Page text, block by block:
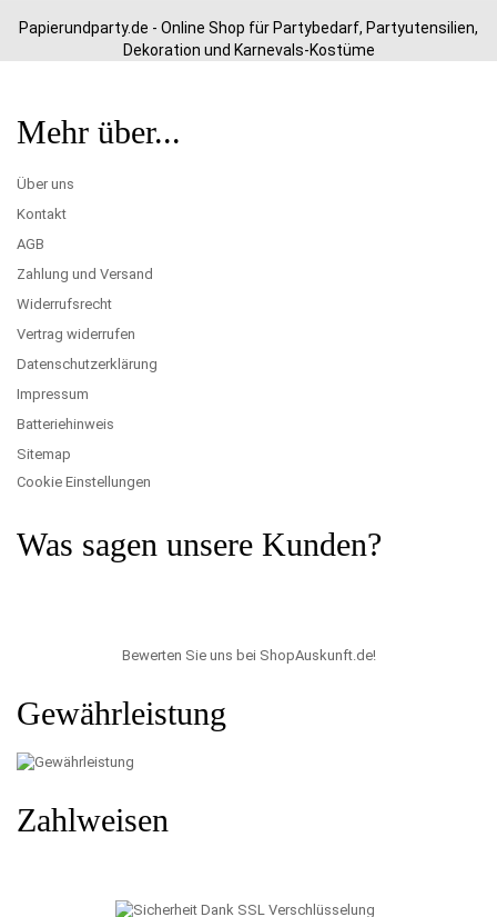
Papierundparty.de - Online Shop für Partybedarf, Partyutensilien,
Dekoration und Karnevals-Kostüme
Mehr über...
Über uns
Kontakt
AGB
Zahlung und Versand
Widerrufsrecht
Vertrag widerrufen
Datenschutzerklärung
Impressum
Batteriehinweis
Sitemap
Cookie Einstellungen
Was sagen unsere Kunden?
Bewerten Sie uns bei ShopAuskunft.de!
Gewährleistung
Zahlweisen